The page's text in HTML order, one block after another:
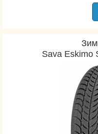
Sava Eskimo